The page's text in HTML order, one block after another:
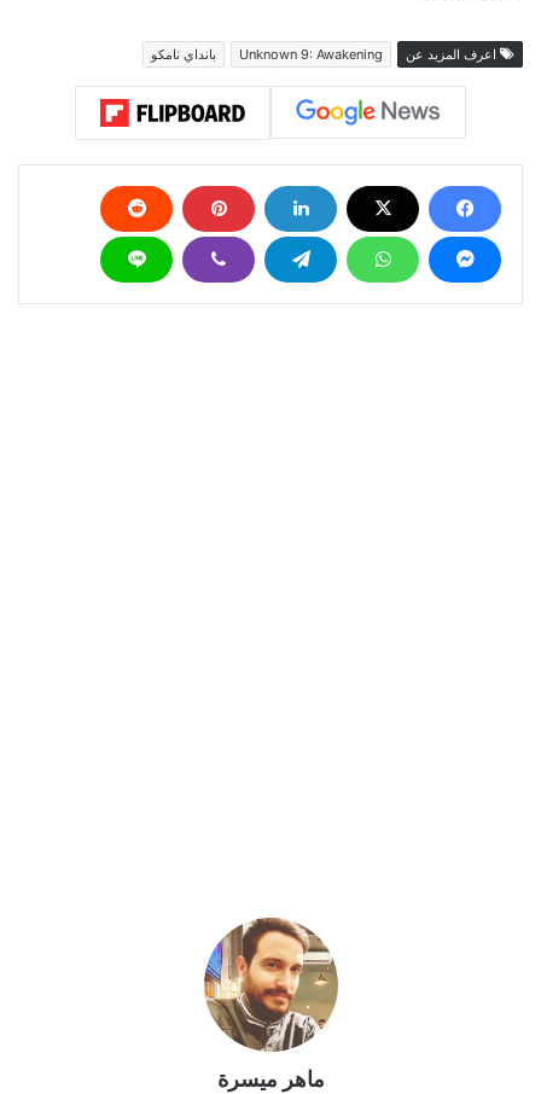
اعرف المزيد عن Unknown 9: Awakening بانداي نامكو
ماهر ميسرة